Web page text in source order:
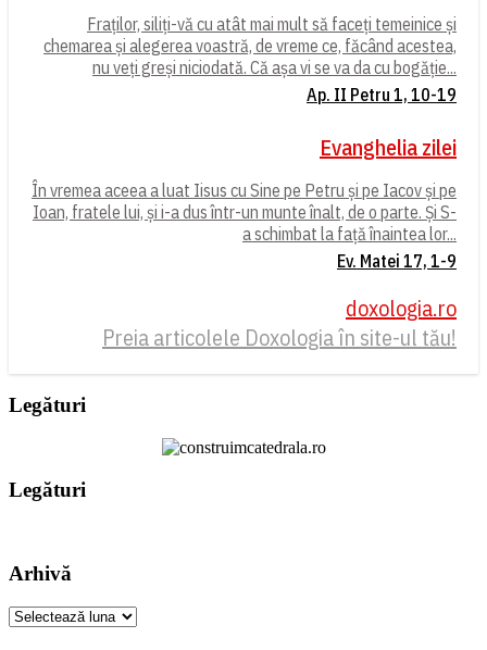
Fraților, siliți-vă cu atât mai mult să faceți temeinice și
chemarea și alegerea voastră, de vreme ce, făcând acestea,
nu veți greși niciodată. Că așa vi se va da cu bogăție...
Ap. II Petru 1, 10-19
Evanghelia zilei
În vremea aceea a luat Iisus cu Sine pe Petru și pe Iacov și pe
Ioan, fratele lui, și i-a dus într-un munte înalt, de o parte. Și S-
a schimbat la față înaintea lor...
Ev. Matei 17, 1-9
doxologia.ro
Preia articolele Doxologia în site-ul tău!
Legături
Legături
Arhivă
Arhivă